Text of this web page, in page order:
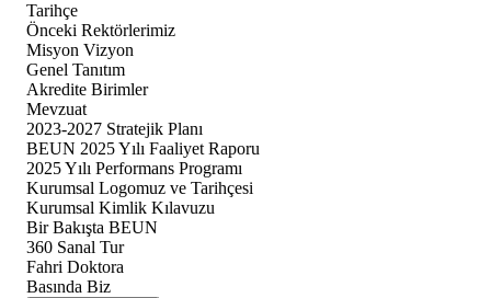
Tarihçe
Önceki Rektörlerimiz
Misyon Vizyon
Genel Tanıtım
Akredite Birimler
Mevzuat
2023-2027 Stratejik Planı
BEUN 2025 Yılı Faaliyet Raporu
2025 Yılı Performans Programı
Kurumsal Logomuz ve Tarihçesi
Kurumsal Kimlik Kılavuzu
Bir Bakışta BEUN
360 Sanal Tur
Fahri Doktora
Basında Biz